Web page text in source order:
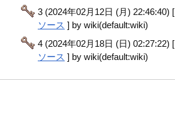
3 (2024年02月12日 (月) 22:46:40) [
ソース ] by wiki(default:wiki)
4 (2024年02月18日 (日) 02:27:22) [
ソース ] by wiki(default:wiki)